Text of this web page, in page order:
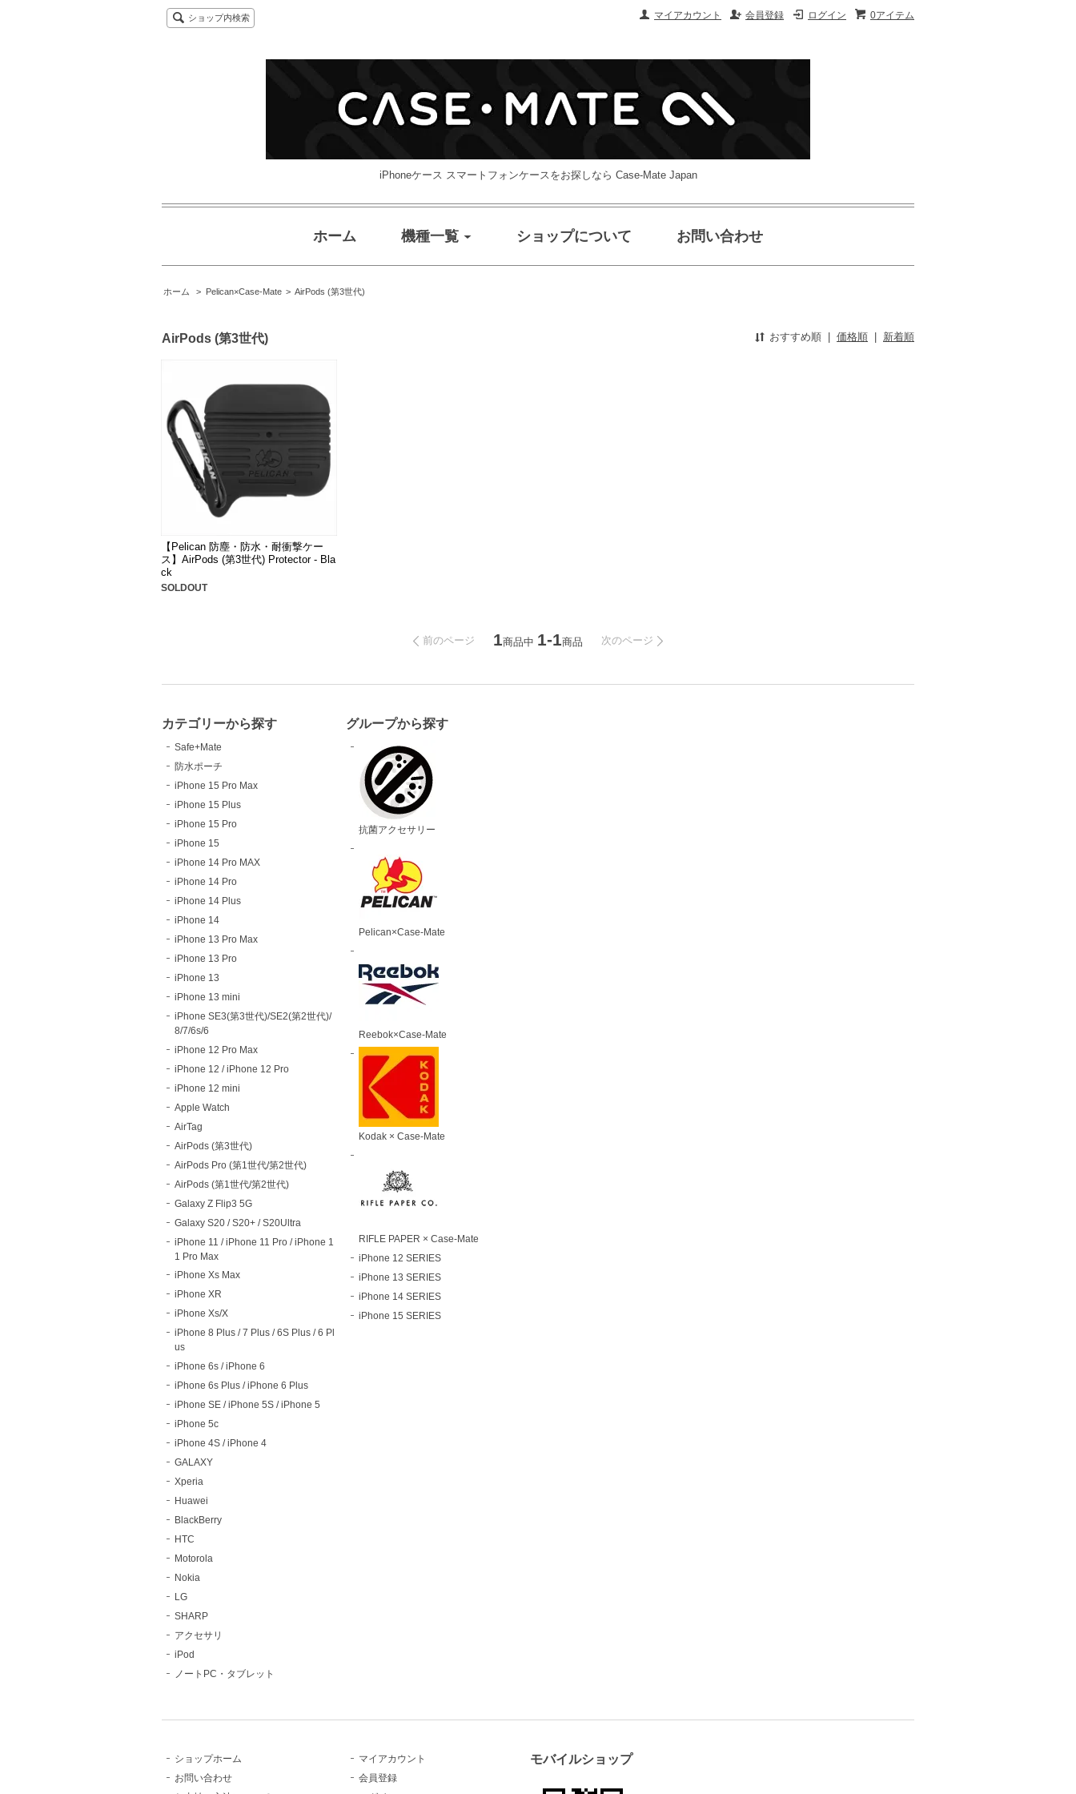
0アイテム
ログイン
会員登録
マイアカウント
ショップ内検索
iPhoneケース スマートフォンケースをお探しなら Case-Mate Japan
ホーム 機種一覧 ショップについて お問い合わせ
ホーム > Pelican×Case-Mate > AirPods (第3世代)
AirPods (第3世代) おすすめ順 | 価格順 | 新着順
【Pelican 防塵・防水・耐衝撃ケー
ス】AirPods (第3世代) Protector - Bla
ck
SOLDOUT
前のページ 1商品中 1-1商品 次のページ
カテゴリーから探す
Safe+Mate
防水ポーチ
iPhone 15 Pro Max
iPhone 15 Plus
iPhone 15 Pro
iPhone 15
iPhone 14 Pro MAX
iPhone 14 Pro
iPhone 14 Plus
iPhone 14
iPhone 13 Pro Max
iPhone 13 Pro
iPhone 13
iPhone 13 mini
iPhone SE3(第3世代)/SE2(第2世代)/
8/7/6s/6
iPhone 12 Pro Max
iPhone 12 / iPhone 12 Pro
iPhone 12 mini
Apple Watch
AirTag
AirPods (第3世代)
AirPods Pro (第1世代/第2世代)
AirPods (第1世代/第2世代)
Galaxy Z Flip3 5G
Galaxy S20 / S20+ / S20Ultra
iPhone 11 / iPhone 11 Pro / iPhone 1
1 Pro Max
iPhone Xs Max
iPhone XR
iPhone Xs/X
iPhone 8 Plus / 7 Plus / 6S Plus / 6 Pl
us
iPhone 6s / iPhone 6
iPhone 6s Plus / iPhone 6 Plus
iPhone SE / iPhone 5S / iPhone 5
iPhone 5c
iPhone 4S / iPhone 4
GALAXY
Xperia
Huawei
BlackBerry
HTC
Motorola
Nokia
LG
SHARP
アクセサリ
iPod
ノートPC・タブレット
グループから探す
抗菌アクセサリー
Pelican×Case-Mate
Reebok×Case-Mate
Kodak × Case-Mate
RIFLE PAPER × Case-Mate
iPhone 12 SERIES
iPhone 13 SERIES
iPhone 14 SERIES
iPhone 15 SERIES
ショップホーム
お問い合わせ
マイアカウント
会員登録
モバイルショップ